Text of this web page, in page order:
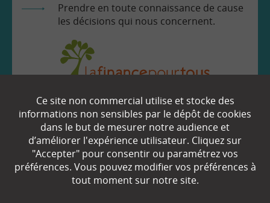
Prendre en toute connaissance de cause
les décisions qui nous concernent.
EN SAVOIR
Qui sommes-nous ?
Partenaires
Ce site non commercial utilise et stocke des
informations non sensibles par le dépôt de cookies
dans le but de mesurer notre audience et
d’améliorer l'expérience utilisateur. Cliquez sur
"Accepter" pour consentir ou paramétrez vos
préférences. Vous pouvez modifier vos préférences à
tout moment sur notre site.